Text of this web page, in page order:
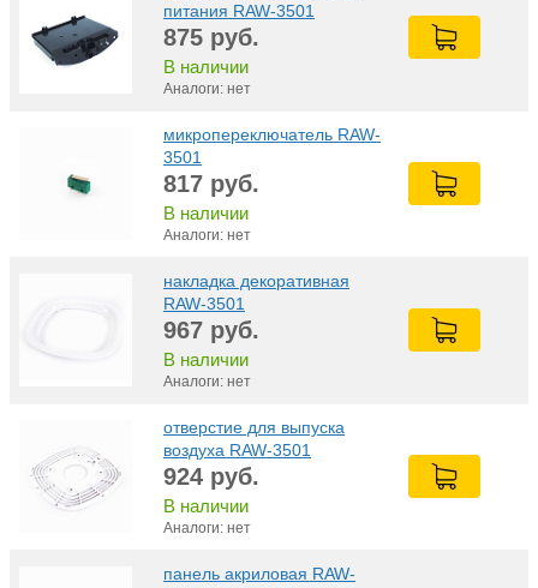
питания RAW-3501
875 руб.
В наличии
Аналоги: нет
микропереключатель RAW-
3501
817 руб.
В наличии
Аналоги: нет
накладка декоративная
RAW-3501
967 руб.
В наличии
Аналоги: нет
отверстие для выпуска
воздуха RAW-3501
924 руб.
В наличии
Аналоги: нет
панель акриловая RAW-